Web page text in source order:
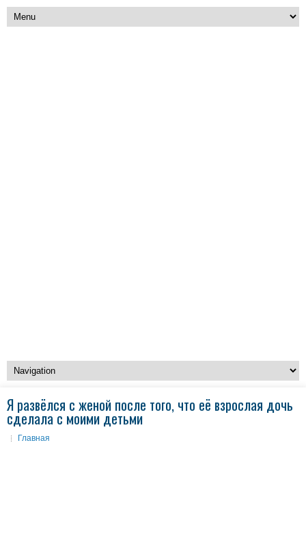
Я развёлся с женой после того, что её взрослая дочь
сделала с моими детьми
Главная